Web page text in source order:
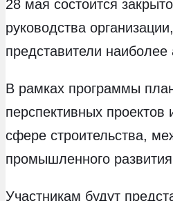
28 мая состоится
руководства
представители
В рамках программы
перспективных
сфере строительства,
промышленного
Участникам будут